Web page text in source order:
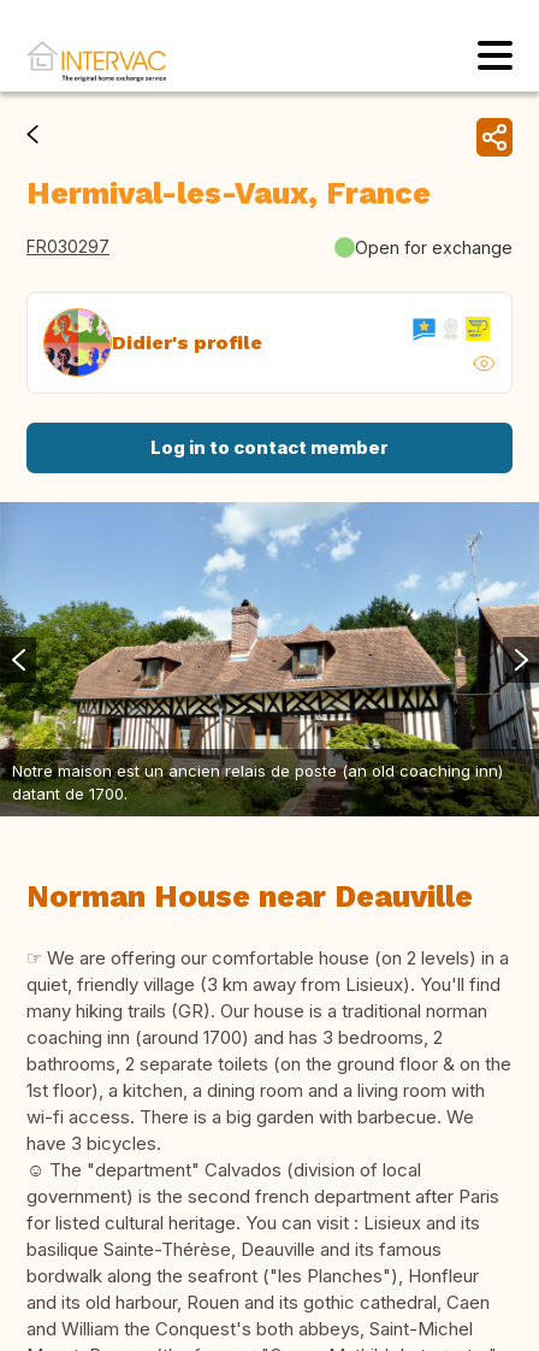
Hermival-les-Vaux, France
FR030297 Open for exchange
Didier's profile
Log in to contact member
Notre maison est un ancien relais de poste (an old coaching inn)
datant de 1700.
Norman House near Deauville
☞ We are offering our comfortable house (on 2 levels) in a
quiet, friendly village (3 km away from Lisieux). You'll find
many hiking trails (GR). Our house is a traditional norman
coaching inn (around 1700) and has 3 bedrooms, 2
bathrooms, 2 separate toilets (on the ground floor & on the
1st floor), a kitchen, a dining room and a living room with
wi-fi access. There is a big garden with barbecue. We
have 3 bicycles.
☺︎ The "department" Calvados (division of local
government) is the second french department after Paris
for listed cultural heritage. You can visit : Lisieux and its
basilique Sainte-Thérèse, Deauville and its famous
bordwalk along the seafront ("les Planches"), Honfleur
and its old harbour, Rouen and its gothic cathedral, Caen
and William the Conquest's both abbeys, Saint-Michel